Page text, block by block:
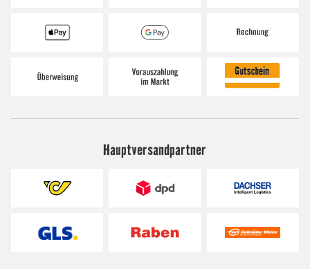
Hauptversandpartner